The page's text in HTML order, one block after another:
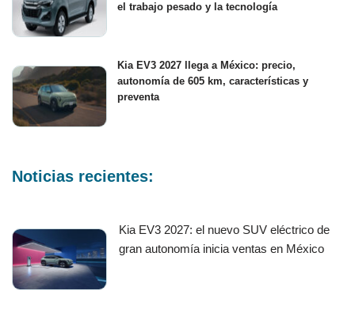
el trabajo pesado y la tecnología
Kia EV3 2027 llega a México: precio,
autonomía de 605 km, características y
preventa
Noticias recientes:
Kia EV3 2027: el nuevo SUV eléctrico de
gran autonomía inicia ventas en México